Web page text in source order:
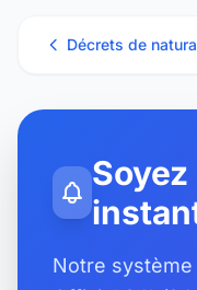
Décrets de
Notre